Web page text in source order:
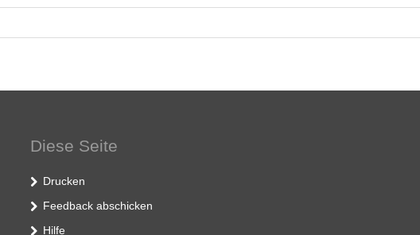
Diese Seite
Drucken
Feedback abschicken
Hilfe